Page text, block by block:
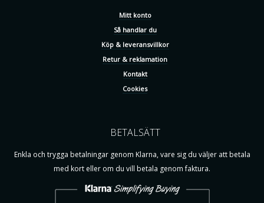
Mitt konto
Så handlar du
Köp & leveransvillkor
Retur & reklamation
Kontakt
Cookies
BETALSÄTT
Enkla och trygga betalningar genom Klarna, vare sig du väljer att betala
med kort eller om du vill betala genom faktura.